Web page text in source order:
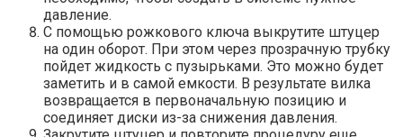
давление.
С помощью рожкового ключа выкрутите штуцер
на один оборот. При этом через прозрачную трубку
пойдет жидкость с пузырьками. Это можно будет
заметить и в самой емкости. В результате вилка
возвращается в первоначальную позицию и
соединяет диски из-за снижения давления.